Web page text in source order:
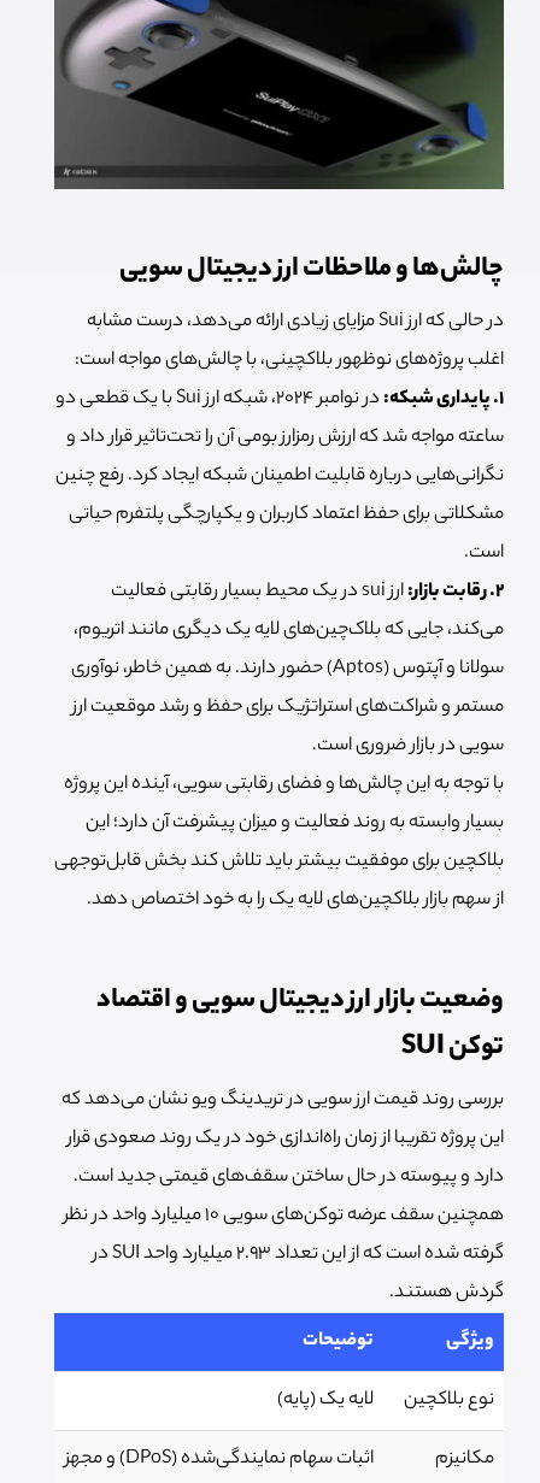
چالش‌ها و ملاحظات ارز دیجیتال سویی
در حالی که ارز Sui مزایای زیادی ارائه می‌دهد، درست مشابه
اغلب پروژه‌های نوظهور بلاکچینی، با چالش‌های مواجه است:
۱. پایداری شبکه:
در نوامبر ۲۰۲۴، شبکه ارز Sui با یک قطعی دو
ساعته مواجه شد که ارزش رمزارز بومی آن را تحت‌تاثیر قرار داد و
نگرانی‌هایی درباره قابلیت اطمینان شبکه ایجاد کرد. رفع چنین
مشکلاتی برای حفظ اعتماد کاربران و یکپارچگی پلتفرم حیاتی
است.
۲. رقابت بازار:
ارز sui در یک محیط بسیار رقابتی فعالیت
می‌کند، جایی که بلاک‌چین‌های لایه یک دیگری مانند اتریوم،
سولانا و آپتوس (Aptos) حضور دارند. به همین خاطر، نوآوری
مستمر و شراکت‌های استراتژیک برای حفظ و رشد موقعیت ارز
سویی در بازار ضروری است.
با توجه به این چالش‌ها و فضای رقابتی سویی، آینده این پروژه
بسیار وابسته به روند فعالیت و میزان پیشرفت آن دارد؛ این
بلاکچین برای موفقیت بیشتر باید تلاش کند بخش قابل‌توجهی
از سهم بازار بلاکچین‌های لایه یک را به خود اختصاص دهد.
وضعیت بازار ارز دیجیتال سویی و اقتصاد
توکن SUI
بررسی روند قیمت ارز سویی در تریدینگ ویو نشان می‌دهد که
این پروژه تقریبا از زمان راه‌اندازی خود در یک روند صعودی قرار
دارد و پیوسته در حال ساختن سقف‌های قیمتی جدید است.
همچنین سقف عرضه توکن‌های سویی 10 میلیارد واحد در نظر
گرفته شده است که از این تعداد 2.93 میلیارد واحد SUI در
گردش هستند.
ویژگی
توضیحات
نوع بلا‌کچین
لایه یک (پایه)
مکانیزم
اثبات سهام نمایندگی‌شده (DPoS) و مجهز